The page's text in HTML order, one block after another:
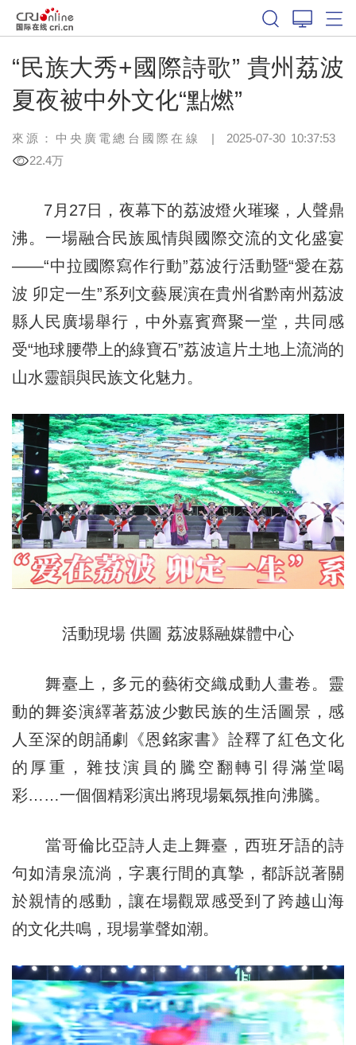
“民族大秀+國際詩歌” 貴州荔波
夏夜被中外文化“點燃”
來源：中央廣電總台國際在線 | 2025-07-30 10:37:53
22.4万
7月27日，夜幕下的荔波燈火璀璨，人聲鼎
沸。一場融合民族風情與國際交流的文化盛宴
——“中拉國際寫作行動”荔波行活動暨“愛在荔
波 卯定一生”系列文藝展演在貴州省黔南州荔波
縣人民廣場舉行，中外嘉賓齊聚一堂，共同感
受“地球腰帶上的綠寶石”荔波這片土地上流淌的
山水靈韻與民族文化魅力。
活動現場 供圖 荔波縣融媒體中心
舞臺上，多元的藝術交織成動人畫卷。靈
動的舞姿演繹著荔波少數民族的生活圖景，感
人至深的朗誦劇《恩銘家書》詮釋了紅色文化
的厚重，雜技演員的騰空翻轉引得滿堂喝
彩……一個個精彩演出將現場氣氛推向沸騰。
當哥倫比亞詩人走上舞臺，西班牙語的詩
句如清泉流淌，字裏行間的真摯，都訴説著關
於親情的感動，讓在場觀眾感受到了跨越山海
的文化共鳴，現場掌聲如潮。